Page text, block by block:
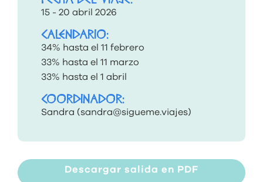
15 - 20 abril 2026
CALENDARIO:
34% hasta el 11 febrero
33% hasta el 11 marzo
33% hasta el 1 abril
COORDINADOR:
Sandra (sandra@sigueme.viajes)
Descargar salida en PDF